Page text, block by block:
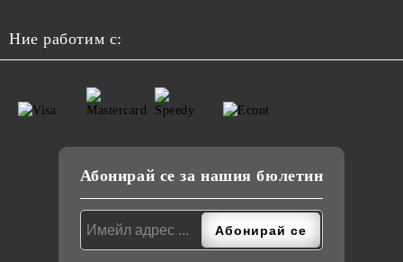
Ние работим с:
Абонирай се за нашия бюлетин